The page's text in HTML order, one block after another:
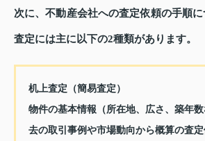
次に、不動産会社への査定依頼の手順に
査定には主に以下の2種類があります。
机上査定（簡易査定）
物件の基本情報（所在地、広さ、築年
去の取引事例や市場動向から概算の査